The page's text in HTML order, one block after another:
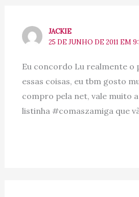
JACKIE
25 DE JUNHO DE 2011 EM
Eu concordo Lu realmente o
essas coisas, eu tbm gosto
compro pela net, vale muito
listinha #comaszamiga que